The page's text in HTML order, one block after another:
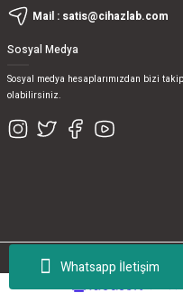
Whatsapp İletişim
Mail : satis@cihazlab.com
Sosyal Medya
Sosyal medya hesaplarımızdan bizi
olabilirsiniz.
© 2017,